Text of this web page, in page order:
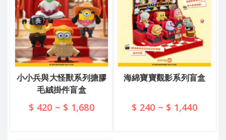
小小兵與大怪獸系列搪膠
毛絨掛件盲盒
$ 420 ~ $ 1,680
海綿寶寶觀影系列盲盒
$ 240 ~ $ 1,440